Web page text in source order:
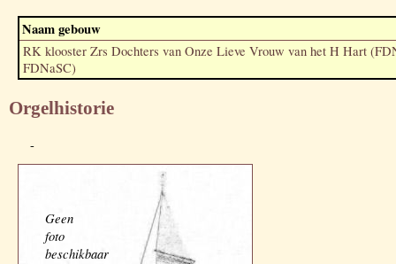
Naam gebouw
RK klooster Zrs Dochters van Onze Lieve Vrouw van het H Hart
FDNaSC)
Orgelhistorie
-
Geen
foto
beschikbaar